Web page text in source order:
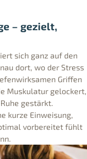
– gezielt,
sich ganz auf den
dort, wo der Stress
Griffen
Muskulatur gelockert,
gestärkt.
kurze Einweisung,
vorbereitet fühlt